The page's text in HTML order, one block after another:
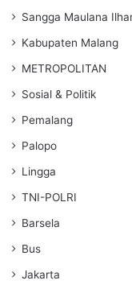
Sangga Maulana
Kabupaten Malang
METROPOLITAN
Sosial & Politik
Pemalang
Palopo
Lingga
TNI-POLRI
Barsela
Bus
Jakarta